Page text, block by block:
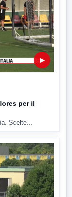
▶
per il
Scelte...